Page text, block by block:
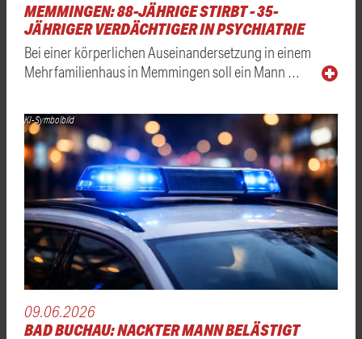
MEMMINGEN: 88-JÄHRIGE STIRBT - 35-
JÄHRIGER VERDÄCHTIGER IN PSYCHIATRIE
Bei einer körperlichen Auseinandersetzung in einem
Mehrfamilienhaus in Memmingen soll ein Mann …
KI-Symbolbild
09.06.2026
BAD BUCHAU: NACKTER MANN BELÄSTIGT